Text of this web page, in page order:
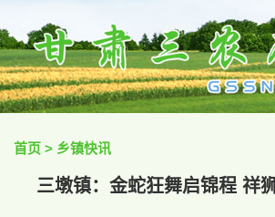
首页 > 乡镇快讯
三墩镇：金蛇狂舞启锦程 祥